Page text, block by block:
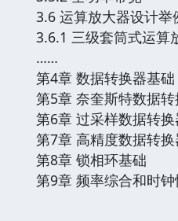
3.6 运算放大器设计举
3.6.1 三级套筒式运算
……
第4章 数据转换器基础
第5章 奈奎斯特数据转
第6章 过采样数据转换
第7章 高精度数据转换
第8章 锁相环基础
第9章 频率综合和时钟